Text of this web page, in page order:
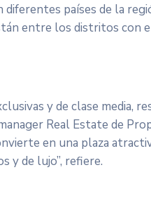
países de la
entre los distritos con
y de clase media,
Real Estate de
en una plaza
y de lujo”, refiere.